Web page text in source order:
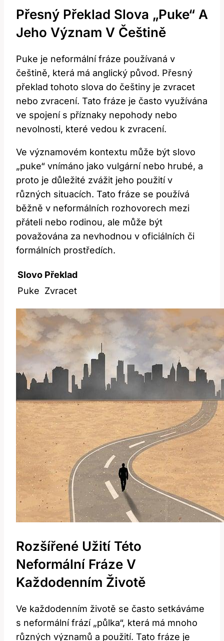
Přesný Překlad Slova „puke“ A
Jeho Význam V Češtině
Puke je neformální fráze používaná v
češtině, která má anglický původ. Přesný
překlad tohoto slova do češtiny je zvracet
nebo zvracení. Tato fráze je často využívána
ve spojení s příznaky nepohody nebo
nevolnosti, které vedou k zvracení.
Ve významovém kontextu může být slovo
„puke“ vnímáno jako vulgární nebo hrubé, a
proto je důležité zvážit jeho použití v
různých situacích. Tato fráze se používá
běžně v neformálních rozhovorech mezi
přáteli nebo rodinou, ale může být
považována za nevhodnou v oficiálních či
formálních prostředích.
Slovo Překlad
Puke Zvracet
Rozšířené Užití Této
Neformální Fráze V
Každodenním Životě
Ve každodenním životě se často setkáváme
s neformální frází „půlka“, která má mnoho
různých významů a použití. Tato fráze je